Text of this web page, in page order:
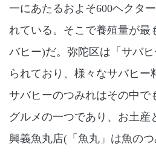
一にあたるおよそ600ヘクタ
れている。そこで養殖量が最
バヒー)だ。弥陀区は「サバ
られており、様々なサバヒー
サバヒーのつみれはその中で
グルメの一つであり、お土産
興義魚丸店(「魚丸」は魚の